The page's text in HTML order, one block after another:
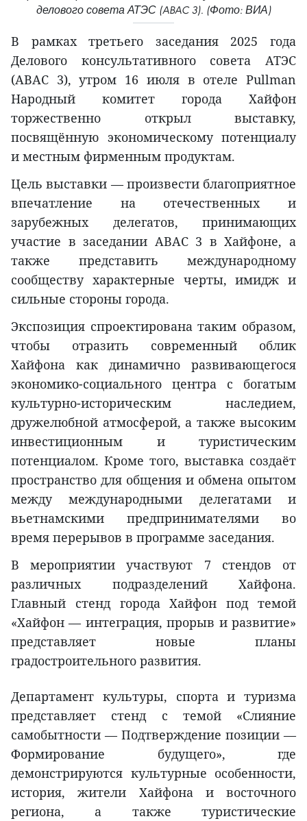
делового совета АТЭС (ABAC 3). (Фото: ВИА)
В рамках третьего заседания 2025 года
Делового консультативного совета АТЭС
(ABAC 3), утром 16 июля в отеле Pullman
Народный комитет города Хайфон
торжественно открыл выставку,
посвящённую экономическому потенциалу
и местным фирменным продуктам.
Цель выставки — произвести благоприятное
впечатление на отечественных и
зарубежных делегатов, принимающих
участие в заседании ABAC 3 в Хайфоне, а
также представить международному
сообществу характерные черты, имидж и
сильные стороны города.
Экспозиция спроектирована таким образом,
чтобы отразить современный облик
Хайфона как динамично развивающегося
экономико-социального центра с богатым
культурно-историческим наследием,
дружелюбной атмосферой, а также высоким
инвестиционным и туристическим
потенциалом. Кроме того, выставка создаёт
пространство для общения и обмена опытом
между международными делегатами и
вьетнамскими предпринимателями во
время перерывов в программе заседания.
В мероприятии участвуют 7 стендов от
различных подразделений Хайфона.
Главный стенд города Хайфон под темой
«Хайфон — интеграция, прорыв и развитие»
представляет новые планы
градостроительного развития.
Департамент культуры, спорта и туризма
представляет стенд с темой «Слияние
самобытности — Подтверждение позиции —
Формирование будущего», где
демонстрируются культурные особенности,
история, жители Хайфона и восточного
региона, а также туристические